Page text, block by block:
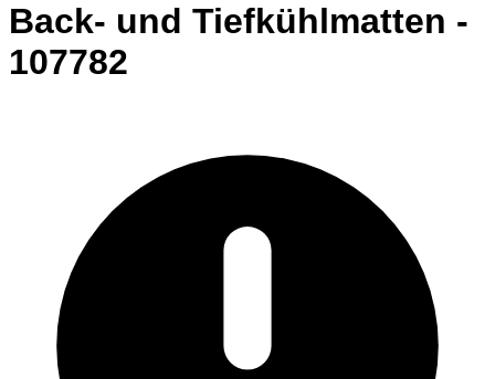
Back- und Tiefkühlmatten -
107782